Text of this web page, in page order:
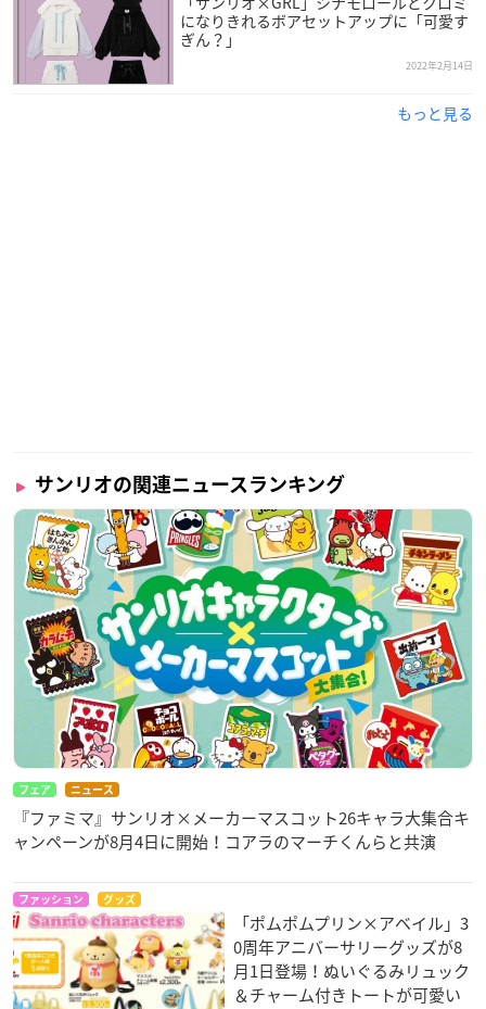
になりきれるボアセットアップに「可愛す
ぎん？」
2022年2月14日
もっと見る
サンリオの関連ニュースランキング
フェア ニュース
『ファミマ』サンリオ×メーカーマスコット26キャラ大集合キ
ャンペーンが8月4日に開始！コアラのマーチくんらと共演
ファッション グッズ
「ポムポムプリン×アベイル」3
0周年アニバーサリーグッズが8
月1日登場！ぬいぐるみリュック
＆チャーム付きトートが可愛い